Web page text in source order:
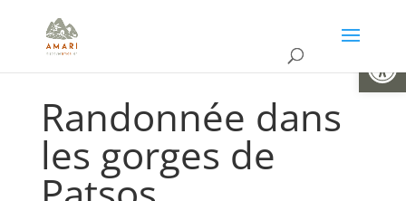
Randonnée dans
les gorges de